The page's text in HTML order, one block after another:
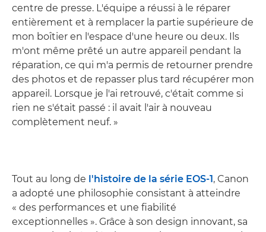
centre de presse. L'équipe a réussi à le réparer
entièrement et à remplacer la partie supérieure de
mon boîtier en l'espace d'une heure ou deux. Ils
m'ont même prêté un autre appareil pendant la
réparation, ce qui m'a permis de retourner prendre
des photos et de repasser plus tard récupérer mon
appareil. Lorsque je l'ai retrouvé, c'était comme si
rien ne s'était passé : il avait l'air à nouveau
complètement neuf. »
Tout au long de l'histoire de la série EOS-1, Canon
a adopté une philosophie consistant à atteindre
« des performances et une fiabilité
exceptionnelles ». Grâce à son design innovant, sa